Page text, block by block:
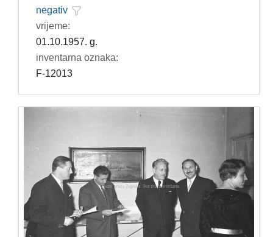
negativ
vrijeme:
01.10.1957. g.
inventarna oznaka:
F-12013